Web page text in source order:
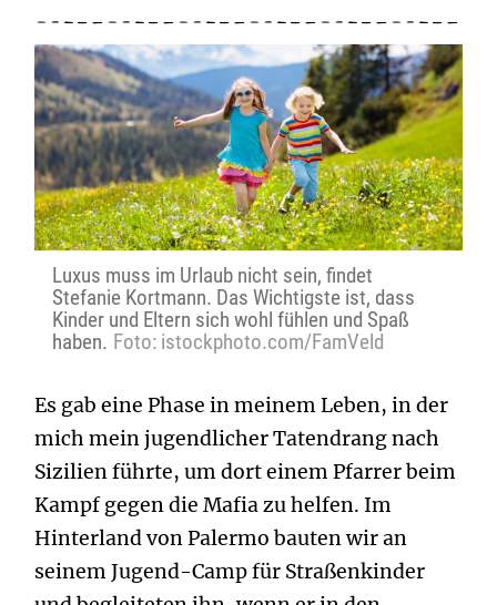
Luxus muss im Urlaub nicht sein, findet
Stefanie Kortmann. Das Wichtigste ist, dass
Kinder und Eltern sich wohl fühlen und Spaß
haben. Foto: istockphoto.com/FamVeld
Es gab eine Phase in meinem Leben, in der
mich mein jugendlicher Tatendrang nach
Sizilien führte, um dort einem Pfarrer beim
Kampf gegen die Mafia zu helfen. Im
Hinterland von Palermo bauten wir an
seinem Jugend-Camp für Straßenkinder